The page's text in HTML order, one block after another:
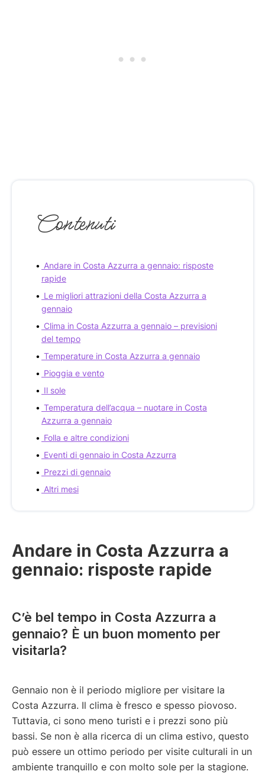
Contenuti
Andare in Costa Azzurra a gennaio: risposte
rapide
Le migliori attrazioni della Costa Azzurra a
gennaio
Clima in Costa Azzurra a gennaio – previsioni
del tempo
Temperature in Costa Azzurra a gennaio
Pioggia e vento
Il sole
Temperatura dell’acqua – nuotare in Costa
Azzurra a gennaio
Folla e altre condizioni
Eventi di gennaio in Costa Azzurra
Prezzi di gennaio
Altri mesi
Andare in Costa Azzurra a
gennaio: risposte rapide
C’è bel tempo in Costa Azzurra a
gennaio? È un buon momento per
visitarla?
Gennaio non è il periodo migliore per visitare la
Costa Azzurra. Il clima è fresco e spesso piovoso.
Tuttavia, ci sono meno turisti e i prezzi sono più
bassi. Se non è alla ricerca di un clima estivo, questo
può essere un ottimo periodo per visite culturali in un
ambiente tranquillo e con molto sole per la stagione.